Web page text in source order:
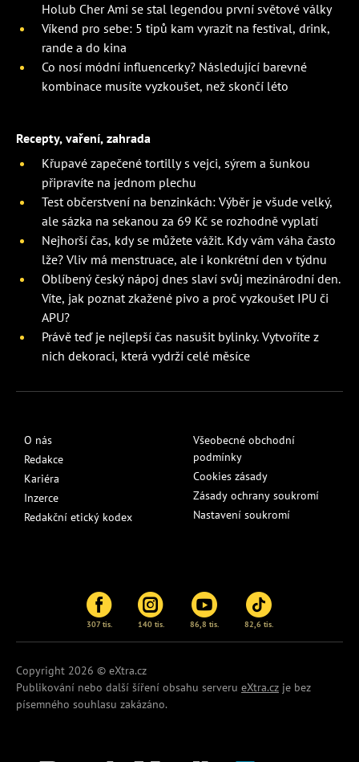
Holub Cher Ami se stal legendou první světové války
Víkend pro sebe: 5 tipů kam vyrazit na festival, drink,
rande a do kina
Co nosí módní influencerky? Následující barevné
kombinace musíte vyzkoušet, než skončí léto
Recepty, vaření, zahrada
Křupavé zapečené tortilly s vejci, sýrem a šunkou
připravíte na jednom plechu
Test občerstvení na benzinkách: Výběr je všude velký,
ale sázka na sekanou za 69 Kč se rozhodně vyplatí
Nejhorší čas, kdy se můžete vážit. Kdy vám váha často
lže? Vliv má menstruace, ale i konkrétní den v týdnu
Oblíbený český nápoj dnes slaví svůj mezinárodní den.
Víte, jak poznat zkažené pivo a proč vyzkoušet IPU či
APU?
Právě teď je nejlepší čas nasušit bylinky. Vytvoříte z
nich dekoraci, která vydrží celé měsíce
O nás
Redakce
Kariéra
Inzerce
Redakční etický kodex
Všeobecné obchodní
podmínky
Cookies zásady
Zásady ochrany soukromí
Nastavení soukromí
307 tis. 140 tis. 86,8 tis. 82,6 tis.
Copyright 2026 © eXtra.cz
Publikování nebo další šíření obsahu serveru eXtra.cz je bez
písemného souhlasu zakázáno.